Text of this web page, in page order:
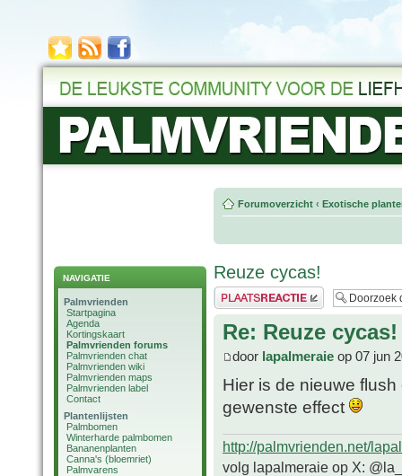
NAVIGATIE
Palmvrienden
Startpagina
Agenda
Kortingskaart
Palmvrienden forums
Palmvrienden chat
Palmvrienden wiki
Palmvrienden maps
Palmvrienden label
Contact
Plantenlijsten
Palmbomen
Winterharde palmbomen
Bananenplanten
Canna's (bloemriet)
Palmvarens
Forumoverzicht ‹ Exotische
Reuze cycas!
Plaats een reactie
Re: Reuze cycas!
door lapalmeraie op 07 jun
Hier is de nieuwe
gewenste effect
http://palmvrienden.net/
volg lapalmeraie op X: